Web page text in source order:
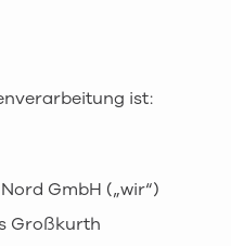
ist:
GmbH („wir“)
Großkurth